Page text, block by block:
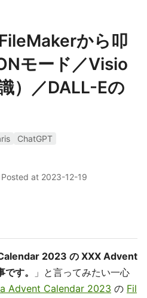
から叩
モード／Visio
）／DALL-Eの
ChatGPT
Posted at 2023-12-19
2023 の XXX Advent
す。
」と言ってみたい一心
Advent Calendar 2023 の Fil